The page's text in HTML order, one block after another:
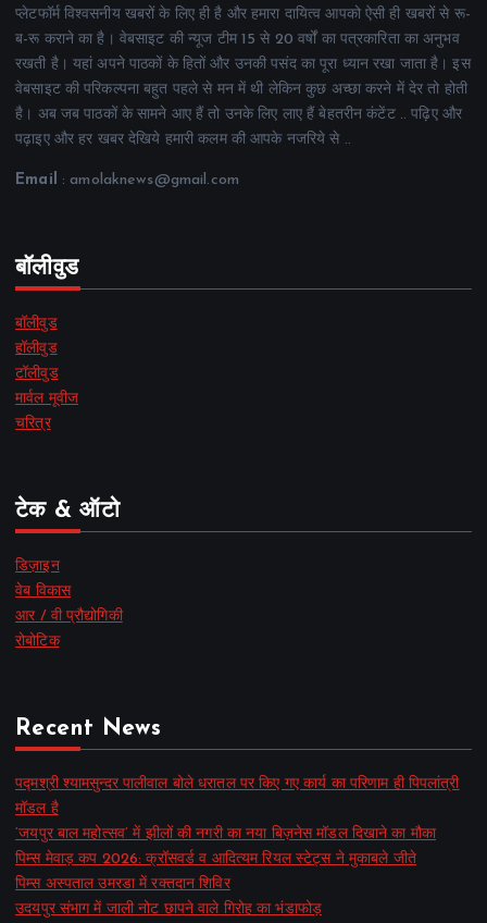
प्लेटफॉर्म विश्वसनीय खबरों के लिए ही है और हमारा दायित्व आपको ऐसी ही खबरों से रू-
ब-रू कराने का है। वेबसाइट की न्यूज टीम 15 से 20 वर्षों का पत्रकारिता का अनुभव
रखती है। यहां अपने पाठकों के हितों और उनकी पसंद का पूरा ध्यान रखा जाता है। इस
वेबसाइट की परिकल्पना बहुत पहले से मन में थी लेकिन कुछ अच्छा करने में देर तो होती
है। अब जब पाठकों के सामने आए हैं तो उनके लिए लाए हैं बेहतरीन कंटेंट .. पढ़िए और
पढ़ाइए और हर खबर देखिये हमारी कलम की आपके नजरिये से ..
Email : amolaknews@gmail.com
बॉलीवुड
बॉलीवुड
हॉलीवुड
टॉलीवुड
मार्वल मूवीज
चरित्र
टेक & ऑटो
डिज़ाइन
वेब विकास
आर / वी प्रौद्योगिकी
रोबोटिक
Recent News
पद्मश्री श्यामसुन्दर पालीवाल बोले धरातल पर किए गए कार्य का परिणाम ही पिपलांत्री
मॉडल है
‘जयपुर बाल महोत्सव’ में झीलों की नगरी का नया बिज़नेस मॉडल दिखाने का मौका
पिम्स मेवाड़ कप 2026: क्रॉसवर्ड व आदित्यम रियल स्टेट्स ने मुकाबले जीते
पिम्स अस्पताल उमरडा में रक्तदान शिविर
उदयपुर संभाग में जाली नोट छापने वाले गिरोह का भंडाफोड़